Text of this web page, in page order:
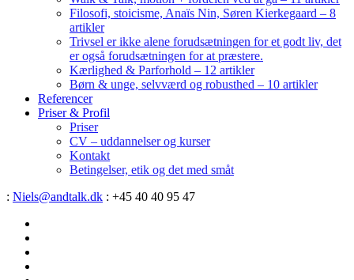
Filosofi, stoicisme, Anaïs Nin, Søren Kierkegaard – 8
artikler
Trivsel er ikke alene forudsætningen for et godt liv, det
er også forudsætningen for at præstere.
Kærlighed & Parforhold – 12 artikler
Børn & unge, selvværd og robusthed – 10 artikler
Referencer
Priser & Profil
Priser
CV – uddannelser og kurser
Kontakt
Betingelser, etik og det med småt
: Niels@andtalk.dk : +45 40 40 95 47